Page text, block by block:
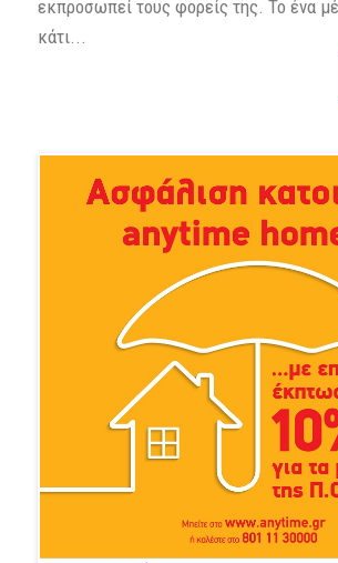
εκπροσωπεί τους φορείς της. Το ένα
κάτι...